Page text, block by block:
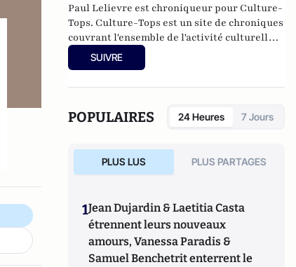
Paul Lelievre est chroniqueur pour Culture-
Tops. Culture-Tops est un site de chroniques
couvrant l'ensemble de l'activité culturelle
(théâtre, One Man Shows, opéras, ballets,
spectacles divers, cinéma, expos, livres,
SUIVRE
POPULAIRES 24 Heures 7 Jours
PLUS LUS PLUS PARTAGES
1Jean Dujardin & Laetitia Casta
étrennent leurs nouveaux
amours, Vanessa Paradis &
Samuel Benchetrit enterrent le